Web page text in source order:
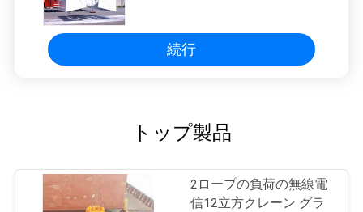
続行
トップ製品
2ロープの負荷の無線電
信12立方クレーン グラ